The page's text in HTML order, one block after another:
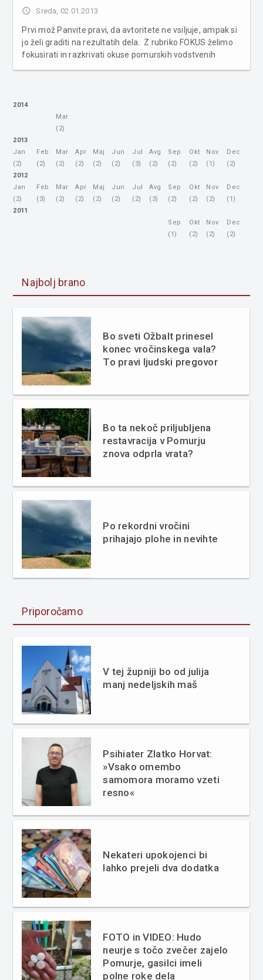
access_time Sreda, 02.01.2013
Prvi mož Panvite pravi, da avtoritete ne vsiljuje, ampak si
jo želi graditi na rezultatih dela. Z rubriko FOKUS želimo
fokusirati in razkrivati okuse pomurskih vodstvenih
2014
Mar
(2)
2013
Jan
(2)
Feb
(2)
Mar
(2)
Apr
(2)
Maj
(2)
Jun
(2)
Jul
(3)
Avg
(2)
Sep
(2)
Okt
(2)
Nov
(1)
Dec
(2)
2012
Jan
(2)
Feb
(3)
Mar
(2)
Apr
(2)
Maj
(2)
Jun
(2)
Jul
(2)
Avg
(3)
Sep
(2)
Okt
(2)
Nov
(2)
Dec
(1)
2011
Sep
(1)
Okt
(2)
Nov
(2)
Dec
(2)
Najbolj brano
Bo sveti Ožbalt prinesel
konec vročinskega vala?
To pravi ljudski pregovor
Bo ta nekoč priljubljena
restavracija v Pomurju
znova odprla vrata?
Po rekordni vročini
prihajajo plohe in nevihte
Priporočamo
V tej župniji bo od julija
manj nedeljskih maš
Psihiater Zlatko Horvat:
»Vsako omembo
samomora moramo vzeti
resno«
Nekateri upokojenci bi
lahko prejeli dva dodatka
FOTO in VIDEO: Hudo
neurje s točo zvečer zajelo
Pomurje, gasilci imeli
polne roke dela